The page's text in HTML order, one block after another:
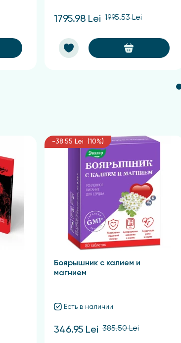
1795.98 Lei 1995.53 Lei
-38.55 Lei (10%)
Боярышник с калием и
магнием
Есть в наличии
346.95 Lei 385.50 Lei